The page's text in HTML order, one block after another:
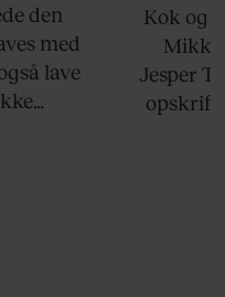
den
med
lave
Kok og
Jesper
opskrift